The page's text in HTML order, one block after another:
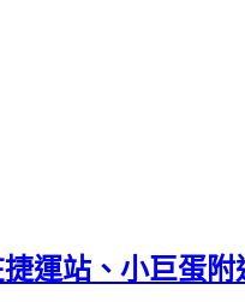
運站、小巨蛋